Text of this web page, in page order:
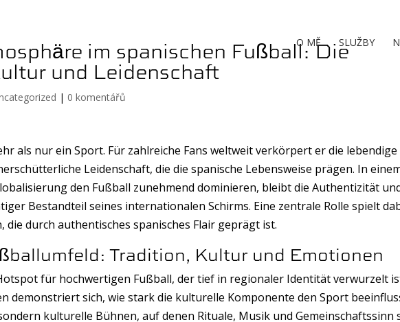
O MĚ SLUŽBY
im spanischen Fußball: Die
und Leidenschaft
| 0 komentářů
als nur ein Sport. Für zahlreiche Fans weltweit verkörpert er die
Leidenschaft, die die spanische Lebensweise prägen. In
den Fußball zunehmend dominieren, bleibt die Authentizität
Bestandteil seines internationalen Schirms. Eine zentrale Rolle spielt
die durch authentisches spanisches Flair geprägt ist.
Tradition, Kultur und Emotionen
für hochwertigen Fußball, der tief in regionaler Identität verwurzelt
demonstriert sich, wie stark die kulturelle Komponente den Sport
kulturelle Bühnen, auf denen Rituale, Musik und Gemeinschaftssinn